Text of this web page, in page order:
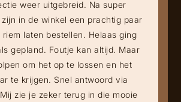
weer uitgebreid. Na super
in de winkel een prachtig paar
riem laten bestellen. Helaas ging
gepland. Foutje kan altijd. Maar
om het op te lossen en het
te krijgen. Snel antwoord via
zie je zeker terug in die mooie